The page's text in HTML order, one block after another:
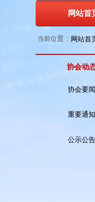
网站首
当前位置：
网站首
协会要闻
重要通知
公示公告
协会动